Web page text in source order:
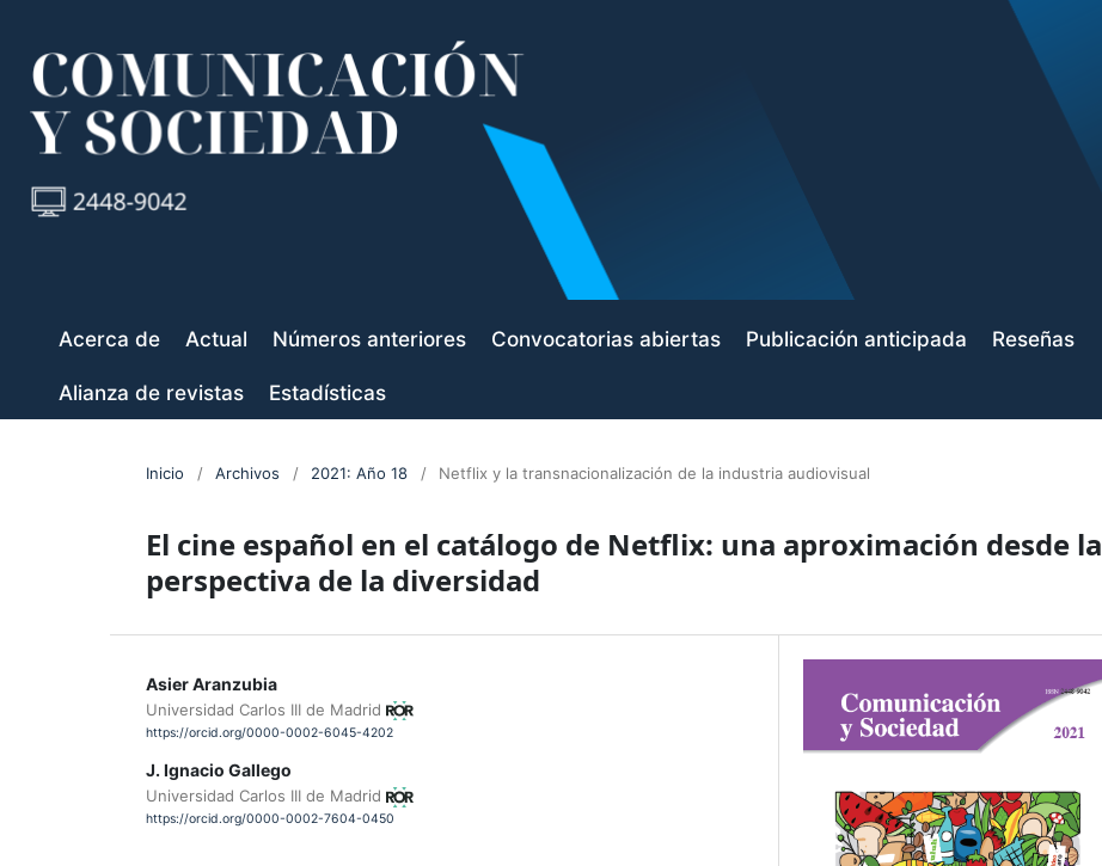
Acerca de Actual Números anteriores Convocatorias abiertas Publicación anticipada Reseñas
Alianza de revistas Estadísticas
Inicio / Archivos / 2021: Año 18 / Netflix y la transnacionalización de la industria audiovisual
El cine español en el catálogo de Netflix: una aproximación desde la
perspectiva de la diversidad
Asier Aranzubia
Universidad Carlos III de Madrid
https://orcid.org/0000-0002-6045-4202
J. Ignacio Gallego
Universidad Carlos III de Madrid
https://orcid.org/0000-0002-7604-0450